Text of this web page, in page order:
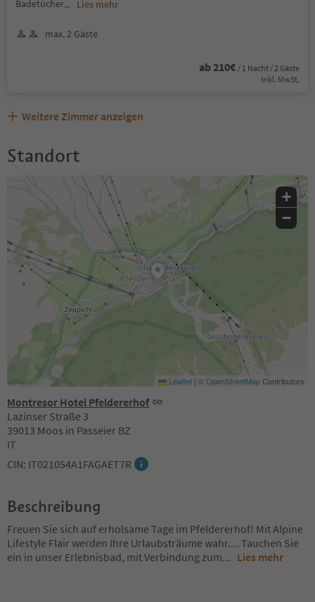
Badetücher... Lies mehr
max. 2 Gäste
ab 210€ / 1 Nacht / 2 Gäste
Inkl. MwSt.
Weitere Zimmer anzeigen
Standort
Montresor Hotel Pfeldererhof
Lazinser Straße 3
39013 Moos in Passeier BZ
IT
CIN: IT021054A1FAGAET7R
+
−
Leaflet | ©OpenStreetMapContributors
Beschreibung
Freuen Sie sich auf erholsame Tage im Pfeldererhof! Mit Alpine
Lifestyle Flair werden Ihre Urlaubsträume wahr.... Tauchen Sie
ein in unser Erlebnisbad, mit Verbindung zum... Lies mehr